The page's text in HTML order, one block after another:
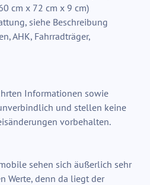
cm x 72 cm x 9 cm)
siehe Beschreibung
AHK, Fahrradträger,
Informationen sowie
und stellen keine
vorbehalten.
sehen sich äußerlich sehr
Werte, denn da liegt der